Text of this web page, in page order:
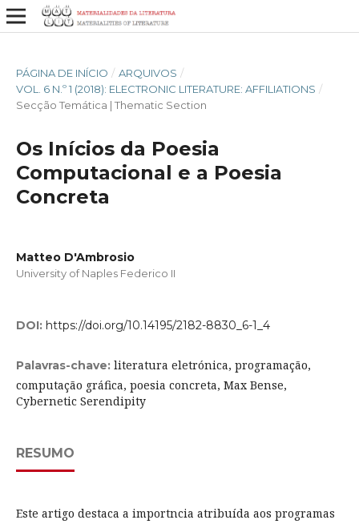
PÁGINA DE INÍCIO / ARQUIVOS /
VOL. 6 N.º 1 (2018): ELECTRONIC LITERATURE: AFFILIATIONS /
Secção Temática | Thematic Section
Os Inícios da Poesia
Computacional e a Poesia
Concreta
Matteo D'Ambrosio
University of Naples Federico II
DOI: https://doi.org/10.14195/2182-8830_6-1_4
Palavras-chave: literatura eletrónica, programação,
computação gráfica, poesia concreta, Max Bense,
Cybernetic Serendipity
RESUMO
Este artigo destaca a importncia atribuída aos programas